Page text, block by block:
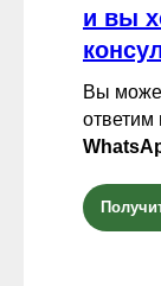
и вы
Вы